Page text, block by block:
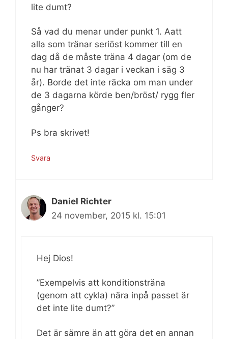
lite dumt?
Så vad du menar under punkt 1. Aatt
alla som tränar seriöst kommer till en
dag då de måste träna 4 dagar (om de
nu har tränat 3 dagar i veckan i säg 3
år). Borde det inte räcka om man under
de 3 dagarna körde ben/bröst/ rygg fler
gånger?
Ps bra skrivet!
Svara
Daniel Richter
24 november, 2015 kl. 15:01
Hej Dios!
”Exempelvis att konditionsträna
(genom att cykla) nära inpå passet är
det inte lite dumt?”
Det är sämre än att göra det en annan